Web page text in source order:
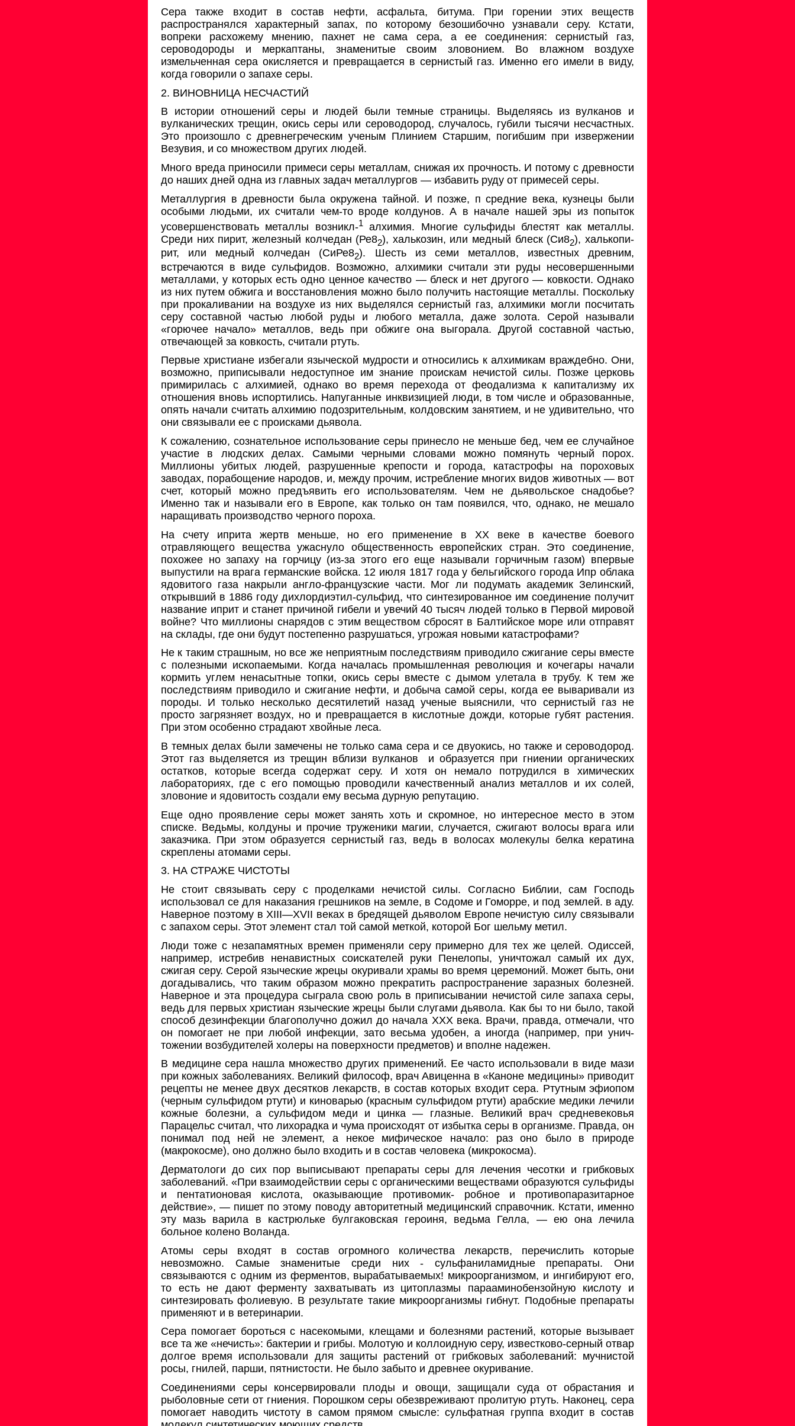
Сера также входит в состав нефти, асфальта, битума. При горении этих веществ
распространялся характерный запах, по которому безошибочно узнавали серу. Кстати,
вопреки рас­хожему мнению, пахнет не сама сера, а ее соединения: сернис­тый газ,
сероводороды и меркаптаны, знаменитыесвоим зло­вонием. Во влажном воздухе
измельченная сера окисляется и превращается в сернистый газ. Именно егоимели в виду,
ког­да говорили о запахе серы.
2. ВИНОВНИЦА НЕСЧАСТИЙ
В истории отношений серы и людей были темные страни­цы. Выделяясь из вулканов и
вулканических трещин, окись серы или сероводород, случалось, губили тысячи несчастных.
Это произошло с древнегреческим ученым Плинием Стар­шим, погибшим при извержении
Везувия, и со множеством других людей.
Много вреда приносили примеси серы металлам, сни­жая их прочность. И потому с древности
до наших дней одна из главных задач металлургов — избавить руду от при­месей серы.
Металлургия в древности была окружена тайной. И поз­же, п средние века, кузнецы были
особыми людьми, их считали чем-то вроде колдунов. А в начале нашей эры из попыток
усовершенствовать металлы возникл-1алхимия. Многие суль­фиды блестят как металлы.
Среди них пирит, железный кол­чедан (Ре82), халькозин, или медный блеск (Си82), халькопи­
рит, или медный колчедан (СиРе82). Шесть из семи металлов, известных древним,
встречаются в виде сульфидов. Возмож­но, алхимики считали эти руды несовершенными
металлами, у которых есть одно ценное качество — блеск и нет другого — ковкости. Однако
из них путем обжига и восстановления мож­но было получить настоящие металлы. Поскольку
при прока­ливании на воздухе из них выделялся сернистый газ, алхими­ки могли посчитать
серу составной частью любой руды и лю­бого металла, даже золота. Серой называли
«горючее начало» металлов, ведь при обжиге она выгорала. Другой составной частью,
отвечающей за ковкость, считали ртуть.
Первые христиане избегали языческой мудрости и отно­сились к алхимикам враждебно. Они,
возможно, приписывали недоступное им знание проискам нечистой силы. Позже цер­ковь
примирилась с алхимией, однако во время перехода от феодализма к капитализму их
отношения вновь испортились. Напуганные инквизицией люди, в том числе и образованные,
опять начали считать алхимию подозрительным, колдовским занятием, и не удивительно, что
они связывали ее с происками дьявола.
К сожалению, сознательное использование серы принес­ло не меньше бед, чем ее случайное
участие в людских делах. Самыми черными словами можно помянуть черный порох.
Миллионы убитых людей, разрушенные крепости и города, катастрофы на пороховых
заводах, порабощение народов, и, между прочим, истребление многих видов животных — вот
счет, который можно предъявить его использователям. Чем не дьявольское снадобье?
Именно так и называли его в Европе, как только он там появился, что, однако, не мешало
наращи­вать производство черного пороха.
На счету иприта жертв меньше, но его применение в XX веке в качестве боевого
отравляющего вещества ужаснуло общественность европейских стран. Это соединение,
похожее но запаху на горчицу (из-за этого его еще называли горчич­ным газом) впервые
выпустили на врага германские войска. 12 июля 1817 года у бельгийского города Ипр облака
ядови­того газа накрыли англо-французские части. Мог ли подумать академик Зелинский,
открывший в 1886 году дихлордиэтил-сульфид, что синтезированное им соединение получит
назва­ние иприт и станет причиной гибели и увечий 40 тысяч людей только в Первой мировой
войне? Что миллионы снарядов с этим веществом сбросят в Балтийское море или отправят
на склады, где они будут постепенно разрушаться, угрожая но­выми катастрофами?
Не к таким страшным, но все же неприятным послед­ствиям приводило сжигание серы вместе
с полезными ископа­емыми. Когда началась промышленная революция и кочегары начали
кормить углем ненасытные топки, окись серы вместе с дымом улетала в трубу. К тем же
последствиям приводило и сжигание нефти, и добыча самой серы, когда ее вываривали из
породы. И только несколько десятилетий назад ученые выяс­нили, что сернистый газ не
просто загрязняет воздух, но и превращается в кислотные дожди, которые губят растения.
При этом особенно страдают хвойные леса.
В темных делах были замечены не только сама сера и се двуокись, но также и сероводород.
Этот газ выделяется из трещин вблизи вулканов
и образуется при гниении органических
остатков, которые всегда содержат серу. И хотя он немало потрудился в химических
лабораториях, где с его помощью проводили качественный анализ металлов и их солей,
зловоние и ядовитость создали ему весьма дурную репутацию.
Еще одно проявление серы может занять хоть и скром­ное, но интересное место в этом
списке. Ведьмы, колдуны и прочие труженики магии, случается, сжигают волосы врага или
заказчика. При этом образуется сернистый газ, ведь в волосах молекулы белка кератина
скреплены атомами серы.
3. НА СТРАЖЕ ЧИСТОТЫ
Не стоит связывать серу с проделками нечистой силы. Согласно Библии, сам Господь
использовал се для наказа­ния грешников на земле, в Содоме и Гоморре, и под землей. в аду.
Наверное поэтому в XIII—XVII веках в бредящей дьяволом Европе нечистую силу связывали
с запахом серы. Этот элемент стал той самой меткой, которой Бог шельму метил.
Люди тоже с незапамятных времен применяли серу при­мерно для тех же целей. Одиссей,
например, истребив ненавист­ных соискателей руки Пенелопы, уничтожал самый их дух,
сжигая серу. Серой языческие жрецы окуривали храмы во время церемоний. Может быть, они
догадывались, что таким образом можно прекратить распространение заразных болез­ней.
Наверное и эта процедура сыграла свою роль в приписы­вании нечистой силе запаха серы,
ведь для первых христиан языческие жрецы были слугами дьявола. Как бы то ни было, такой
способ дезинфекции благополучно дожил до начала XXX века. Врачи, правда, отмечали, что
он помогает не при любой инфекции, зато весьма удобен, а иногда (например, при унич­
тожении возбудителей холеры на поверхности предметов) и вполне надежен.
В медицине сера нашла множество других примене­ний. Ее часто использовали в виде мази
при кожных забо­леваниях. Великий философ, врач Авиценна в «Каноне ме­дицины» приводит
рецепты не менее двух десятков лекарств, в состав которых входит сера. Ртутным эфиопом
(черным сульфидом ртути) и киноварью (красным сульфидом рту­ти) арабские медики лечили
кожные болезни, а сульфидом меди и цинка — глазные. Великий врач средневековья
Парацельс считал, что лихорадка и чума происходят от избыт­ка серы в организме. Правда, он
понимал под ней не эле­мент, а некое мифическое начало: раз оно было в природе
(макрокосме), оно должно было входить и в состав челове­ка (микрокосма).
Дерматологи до сих пор выписывают препараты серы для лечения чесотки и грибковых
заболеваний. «При взаимо­действии серы с органическими веществами образуются суль­фиды
и пентатионовая кислота, оказывающие противомик- робное и противопаразитарное
действие», — пишет по этому поводу авторитетный медицинский справочник. Кстати, имен­но
эту мазь варила в кастрюльке булгаковская героиня, ведь­ма Гелла, — ею она лечила
больное колено Воланда.
Атомы серы входят в состав огромного количества ле­карств, перечислить которые
невозможно. Самые знаменитые среди них - сульфаниламидные препараты. Они
связываются с одним из ферментов, вырабатываемых! микроорганизмом, и ингибируют его,
то есть не дают ферменту захватывать из ци­топлазмы парааминобензойную кислоту и
синтезировать фолиевую. В результате такие микроорганизмы гибнут. Подоб­ные препараты
применяют и в ветеринарии.
Сера помогает бороться с насекомыми, клещами и болез­нями растений, которые вызывает
все та же «нечисть»: бакте­рии и грибы. Молотую и коллоидную серу, известково-серный отвар
долгое время использовали для защиты растений от грибковых заболеваний: мучнистой
росы, гнилей, парши, пятнистости. Не было забыто и древнее окуривание.
Соединениями серы консервировали плоды и овощи, за­щищали суда от обрастания и
рыболовные сети от гниения. Порошком серы обезвреживают пролитую ртуть. Наконец, сера
помогает наводить чистоту в самом прямом смысле: суль­фатная группа входит в состав